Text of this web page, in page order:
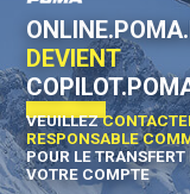
DEVIENT
VEUILLEZ
RESPONSABLE
POUR LE TRANSFERT
VOTRE COMPTE